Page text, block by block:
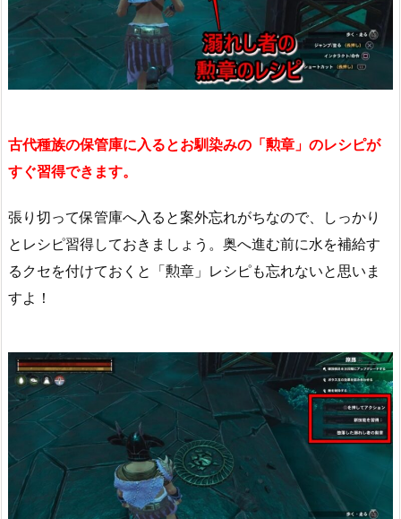
古代種族の保管庫に入るとお馴染みの「勲章」のレシピが
すぐ習得できます。
張り切って保管庫へ入ると案外忘れがちなので、しっかり
とレシピ習得しておきましょう。奥へ進む前に水を補給す
るクセを付けておくと「勲章」レシピも忘れないと思いま
すよ！